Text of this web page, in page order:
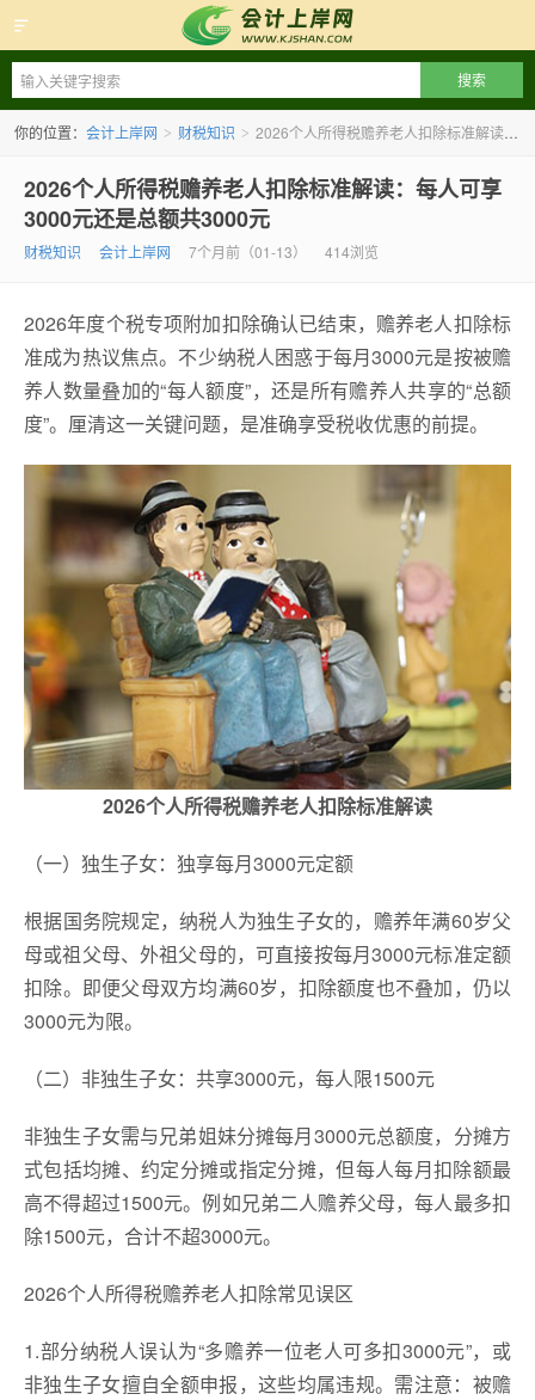
会计上岸网
你的位置： 会计上岸网 > 财税知识 > 2026个人所得税赡养老人扣除标准解读：每人可享3000元还是总额共3000元
2026个人所得税赡养老人扣除标准解读：每人可享
3000元还是总额共3000元
财税知识 会计上岸网 7个月前（01-13） 414浏览
2026年度个税专项附加扣除确认已结束，赡养老人扣除标
准成为热议焦点。不少纳税人困惑于每月3000元是按被赡
养人数量叠加的“每人额度”，还是所有赡养人共享的“总额
度”。厘清这一关键问题，是准确享受税收优惠的前提。
2026个人所得税赡养老人扣除标准解读
（一）独生子女：独享每月3000元定额
根据国务院规定，纳税人为独生子女的，赡养年满60岁父
母或祖父母、外祖父母的，可直接按每月3000元标准定额
扣除。即便父母双方均满60岁，扣除额度也不叠加，仍以
3000元为限。
（二）非独生子女：共享3000元，每人限1500元
非独生子女需与兄弟姐妹分摊每月3000元总额度，分摊方
式包括均摊、约定分摊或指定分摊，但每人每月扣除额最
高不得超过1500元。例如兄弟二人赡养父母，每人最多扣
除1500元，合计不超3000元。
2026个人所得税赡养老人扣除常见误区
1.部分纳税人误认为“多赡养一位老人可多扣3000元”，或
非独生子女擅自全额申报，这些均属违规。需注意：被赡